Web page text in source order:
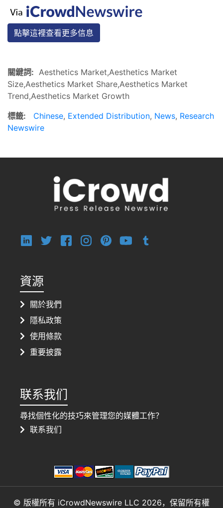
點擊這裡查看更多信息
關鍵詞: Aesthetics Market,Aesthetics Market
Size,Aesthetics Market Share,Aesthetics Market
Trend,Aesthetics Market Growth
標籤:
Chinese, Extended Distribution, News, Research
Newswire
資源
關於我們
隱私政策
使用條款
重要披露
联系我们
尋找個性化的技巧來管理您的媒體工作？
联系我们
© 版權所有 iCrowdNewswire LLC 2026，保留所有權